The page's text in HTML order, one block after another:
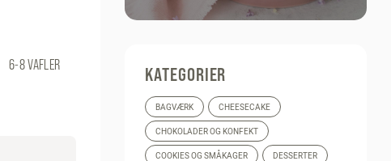
6-8 VAFLER KATEGORIER
BAGVÆRK CHEESECAKE
CHOKOLADER OG KONFEKT
COOKIES OG SMÅKAGER DESSERTER